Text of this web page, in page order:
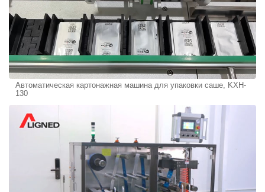
Автоматическая картонажная машина для упаковки саше, KXH-
130